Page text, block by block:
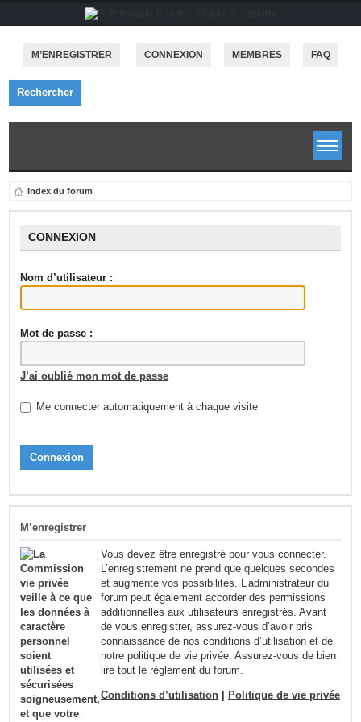
M’ENREGISTRER CONNEXION MEMBRES FAQ
Rechercher
Index du forum
CONNEXION
Nom d’utilisateur :
Mot de passe :
J’ai oublié mon mot de passe
Me connecter automatiquement à chaque visite
M’enregistrer
Vous devez être enregistré pour vous connecter.
L’enregistrement ne prend que quelques secondes
et augmente vos possibilités. L’administrateur du
forum peut également accorder des permissions
additionnelles aux utilisateurs enregistrés. Avant
de vous enregistrer, assurez-vous d’avoir pris
connaissance de nos conditions d’utilisation et de
notre politique de vie privée. Assurez-vous de bien
lire tout le règlement du forum.
Conditions d’utilisation Politique de vie privée